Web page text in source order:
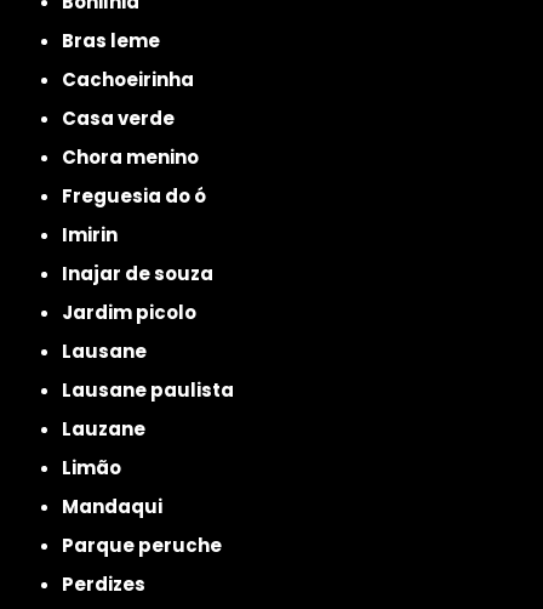
bras leme
cachoeirinha
casa verde
chora menino
freguesia do ó
imirin
inajar de souza
jardim picolo
lausane
lausane paulista
lauzane
limão
mandaqui
parque peruche
perdizes